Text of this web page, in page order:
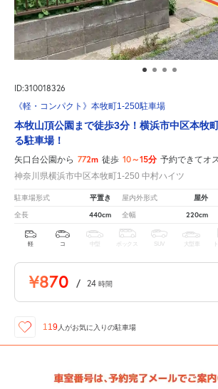
ID:310018326
《軽・コンパクト》本牧町1-250駐車場
本牧山頂公園まで徒歩3分！横浜市中区本牧
る駐車場！
矢口台公園から 772m 徒歩 10～15分 予約できてオ
神奈川県横浜市中区本牧町1-250 中村ハイツ
駐車場形式 平置き 屋内外形式 屋外
全長 440cm 全幅 220cm
軽 コ 中型 ボックス SUV 大型車
¥870 / 24 時間
119 人がお気に入りの駐車場